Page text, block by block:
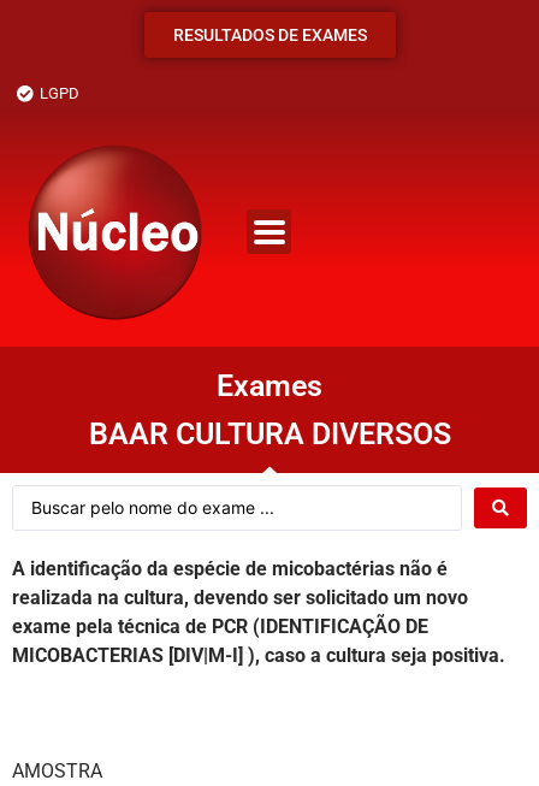
RESULTADOS DE EXAMES
LGPD
Exames
BAAR CULTURA DIVERSOS
A identificação da espécie de micobactérias não é
realizada na cultura, devendo ser solicitado um novo
exame pela técnica de PCR (IDENTIFICAÇÃO DE
MICOBACTERIAS [DIV|M-I] ), caso a cultura seja positiva.
AMOSTRA